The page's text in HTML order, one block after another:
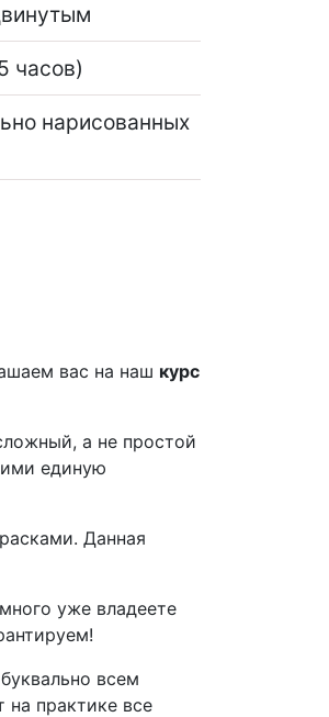
часов)
нарисованных
вас на наш курс
а не простой
единую
Данная
уже владеете
всем
практике все